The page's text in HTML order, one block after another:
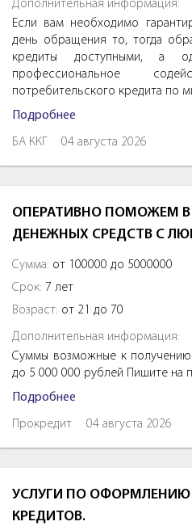
Дополнительная информация:
Если вам необходимо
день обращения то, тогда
кредиты доступными, а
профессиональное
потребительского кредита по
Подробнее
БА ККГ 04 августа 2026
ОПЕРАТИВНО ПОМОЖЕМ
ДЕНЕЖНЫХ СРЕДСТВ С
Сумма: от 100000 до 5000000
Срок: 7 лет
Возраст: от 21 до 70
Дополнительная информация:
Суммы возможные к получению
до 5 000 000 рублей Пишите на
Подробнее
Прокредит 04 августа 2026
УСЛУГИ ПО ОФОРМЛЕНИЮ
КРЕДИТОВ.